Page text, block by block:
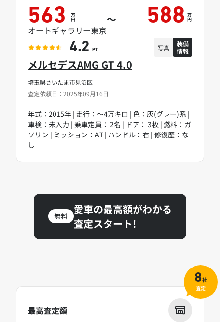
埼玉県さいたま市見沼区
査定依頼日：2025年09月16日
メルセデスAMG GT 4.0
年式：2015年 | 走行：～4万キロ | 色：灰(グレー)系 |
車検：未入力 | 乗車定員： 2名 | ドア： 3枚 | 燃料：ガ
ソリン | ミッション：AT | ハンドル：右 | 修復歴：な
し
563 万
円 ～ 588 万
円
オートギャラリー東京
4.2 PT 写真
装備
情報
無料
愛車の最高額がわかる
査定スタート!
最高査定額
8社
査定